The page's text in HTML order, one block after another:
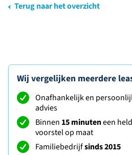
Terug naar het overzicht
Wij vergelijken meerdere
Onafhankelijk en
advies
Binnen 15 minuteneen
voorstel op maat
Familiebedrijfsinds 2015